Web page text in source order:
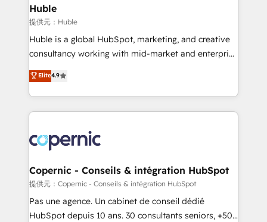
marketing, advertising, campaigns, content and
design We connect people, data and technology to
improve customer experiences. With our bright
people, exciting ideas and can-do mentality, we
your challenge; our passionate and growth driven
team of 100+ experts is ready for you! Driving digital
Huble
提供元：Huble
Huble is a global HubSpot, marketing, and creative
consultancy working with mid-market and enterprise
businesses. We go beyond implementation, shaping
the strategy, processes, and teams that turn
HubSpot into a genuine growth engine. Named
HubSpot's Global Partner of the Year in 2024,
worldwide, and with over 15 years in the ecosystem,
Huble has built a track record that speaks for itself.
One company, one operating model, delivering
across offices and consulting teams in the UK, USA,
Canada, Germany, France, Belgium, Singapore, and
South Africa. Certified compliant with ISO/IEC
Elite4.9
Copernic - Conseils & intégration HubSpot
提供元：Copernic - Conseils & intégration HubSpot
Pas une agence. Un cabinet de conseil dédié
HubSpot depuis 10 ans. 30 consultants seniors, +500